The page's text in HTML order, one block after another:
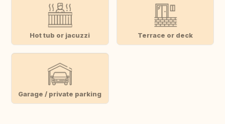
Hot tub or jacuzzi Terrace or deck
Garage / private parking